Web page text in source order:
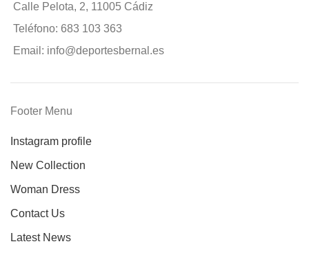
Calle Pelota, 2, 11005 Cádiz
Teléfono: 683 103 363
Email: info@deportesbernal.es
Footer Menu
Instagram profile
New Collection
Woman Dress
Contact Us
Latest News